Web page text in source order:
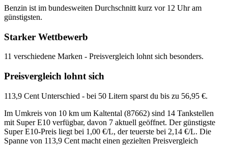
Benzin ist im bundesweiten Durchschnitt kurz vor 12 Uhr am
günstigsten.
Starker Wettbewerb
11 verschiedene Marken - Preisvergleich lohnt sich besonders.
Preisvergleich lohnt sich
113,9 Cent Unterschied - bei 50 Litern sparst du bis zu 56,95 €.
Im Umkreis von 10 km um Kaltental (87662) sind 14 Tankstellen
mit Super E10 verfügbar, davon 7 aktuell geöffnet. Der günstigste
Super E10-Preis liegt bei 1,00 €/L, der teuerste bei 2,14 €/L. Die
Spanne von 113,9 Cent macht einen gezielten Preisvergleich